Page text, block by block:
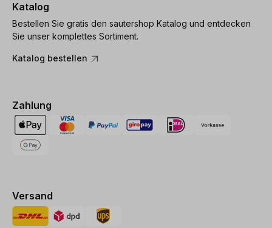
Katalog
Bestellen Sie gratis den sautershop Katalog und entdecken
Sie unser komplettes Sortiment.
Katalog bestellen
Zahlung
Versand